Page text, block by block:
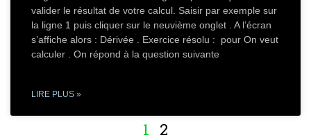
valider le résultat de votre calcul. Saisir par exemple sur
la ligne 1 puis cliquer sur le neuvième onglet . A l’écran
s’affiche alors : Dérivée . Exercice résolu : pour On veut
calculer . On répond à la question suivante
LIRE PLUS »
1 2